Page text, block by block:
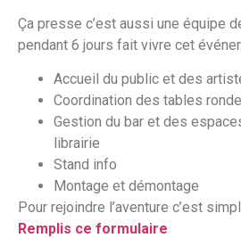
Ça presse c’est aussi une équipe
pendant 6 jours fait vivre cet
Accueil du public et des
Coordination des tables
Gestion du bar et des
librairie
Stand info
Montage et démontage
Pour rejoindre l’aventure c’est
Remplis ce formulaire